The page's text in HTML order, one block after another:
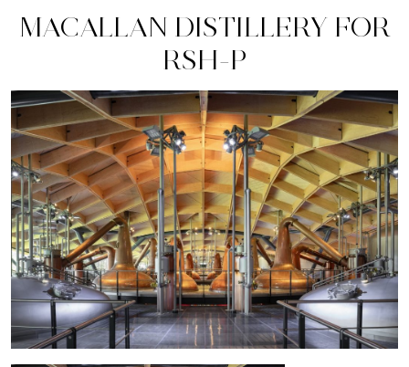
MACALLAN DISTILLERY FOR
RSH-P